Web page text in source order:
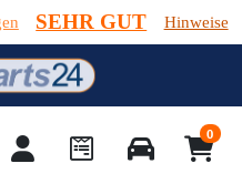
SEHR GUT Hinweise
0